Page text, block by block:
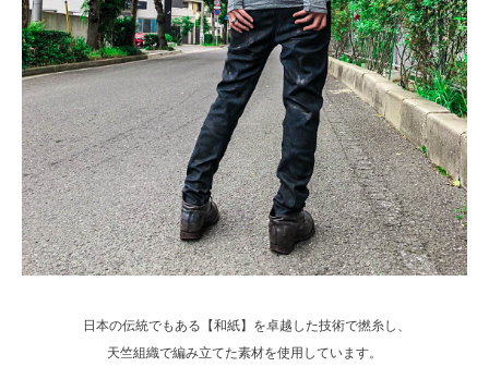
日本の伝統でもある【和紙】を卓越した技術で撚糸し、
天竺組織で編み立てた素材を使用しています。